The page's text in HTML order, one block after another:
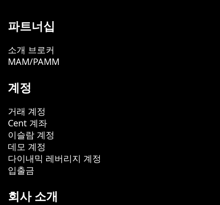
파트너십
소개 브로커
MAM/PAMM
계정
거래 계정
Cent 계좌
이슬람 계정
데모 계정
다이내믹 레버리지 계정
입출금
회사 소개